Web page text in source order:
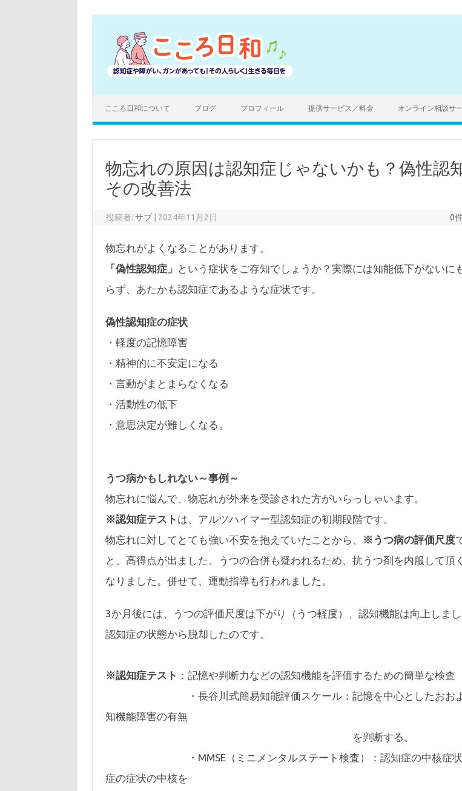
プ
こころ日和について ブログ プロフィール 提供サービス／料金 オンライン相談サ
物忘れの原因は認知症じゃないかも？偽性認
その改善法
投稿者:サブ 2024年11月2日 0
物忘れがよくなることがあります。
「偽性認知症」
という症状をご存知でしょうか？実際には知能低下がないに
らず、あたかも認知症であるような症状です。
偽性認知症の症状
・軽度の記憶障害
・精神的に不安定になる
・言動がまとまらなくなる
・活動性の低下
・意思決定が難しくなる。
うつ病かもしれない～事例～
物忘れに悩んで、物忘れが外来を受診された方がいらっしゃいます。
※認知症テスト は、アルツハイマー型認知症の初期段階です。
物忘れに対してとても強い不安を抱えていたことから、
※うつ病の評価尺度
と、高得点が出ました。うつの合併も疑われるため、抗うつ剤を内服して頂
なりました。併せて、運動指導も行われました。
3か月後には、うつの評価尺度は下がり（うつ軽度）、認知機能は向上しまし
認知症の状態から脱却したのです。
※認知症テスト ：記憶や判断力などの認知機能を評価するための簡単な検査
・長谷川式簡易知能評価スケール：記憶を中心としたおおよ
知機能障害の有無
を判断する。
・MMSE（ミニメンタルステート検査）：認知症の中核症状
症の症状の中核を